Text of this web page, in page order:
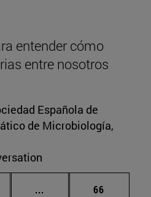
entender cómo
entre nosotros
Española de
de Microbiología,
... Páginas intermedias
Página
66